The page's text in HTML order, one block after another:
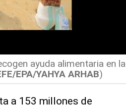
ayuda alimentaria en la
EPA/YAHYA ARHAB)
a 153 millones de